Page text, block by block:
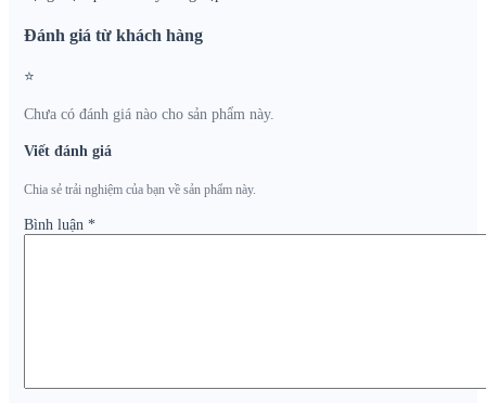
Đánh giá từ khách hàng
⭐
Chưa có đánh giá nào cho sản phẩm này.
Viết đánh giá
Chia sẻ trải nghiệm của bạn về sản phẩm này.
Bình luận *